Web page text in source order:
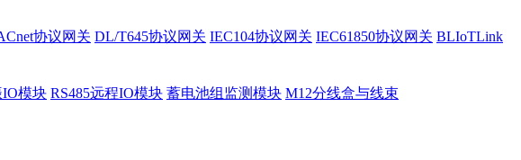
协议网关 DL/T645协议网关 IEC104协议网关 IEC61850协议网关 BLIoTLink
IO模块 RS485远程IO模块 蓄电池组监测模块 M12分线盒与线束